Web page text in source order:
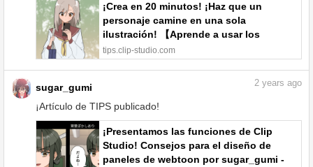
¡Crea en 20 minutos! ¡Haz que un
personaje camine en una sola
ilustración! 【Aprende a usar los
fotogramas clave】 por sugar_gumi -
Tutoriales en comunidad | CLIP STUDIO
tips.clip-studio.com
sugar_gumi
¡Artículo de TIPS publicado!
2 years ago
¡Presentamos las funciones de Clip
Studio! Consejos para el diseño de
paneles de webtoon por sugar_gumi -